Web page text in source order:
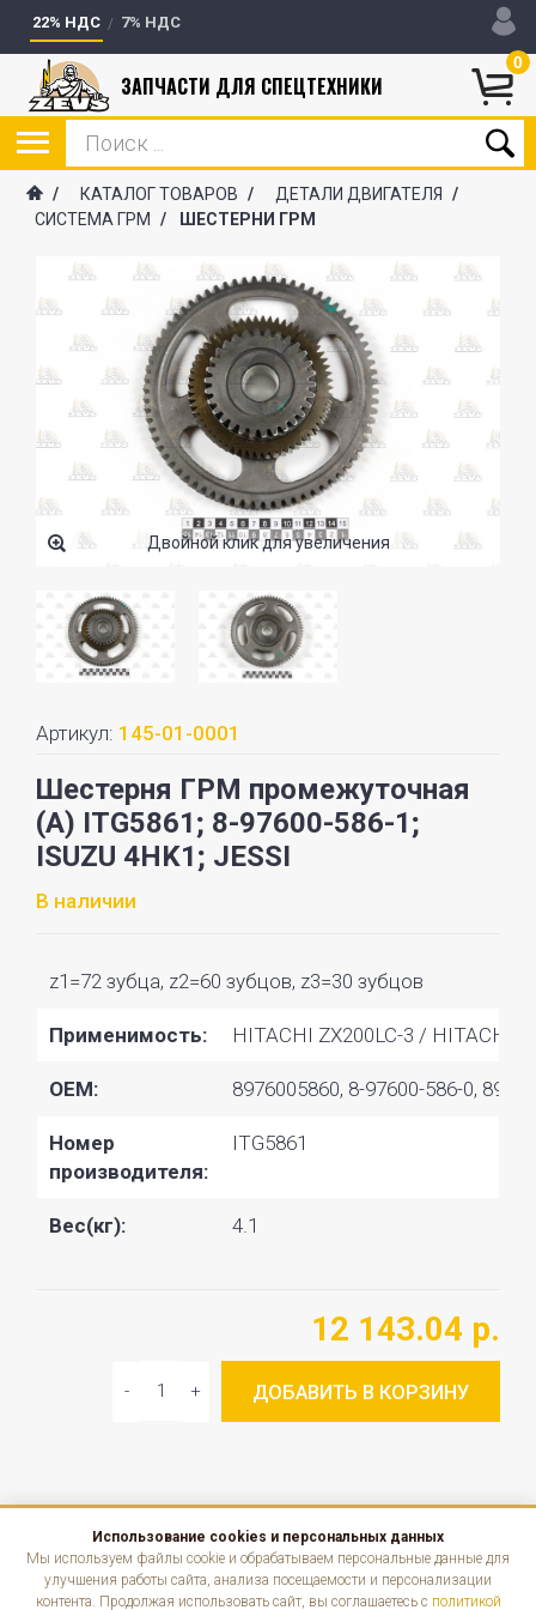
22% НДС 7% НДС
0
ЗАПЧАСТИ ДЛЯ СПЕЦТЕХНИКИ
/ КАТАЛОГ ТОВАРОВ / ДЕТАЛИ ДВИГАТЕЛЯ
/
СИСТЕМА ГРМ
/ ШЕСТЕРНИ ГРМ
Двойной клик для увеличения
Артикул: 145-01-0001
Шестерня ГРМ промежуточная
(А) ITG5861; 8-97600-586-1;
ISUZU 4HK1; JESSI
В наличии
z1=72 зубца, z2=60 зубцов, z3=30 зубцов
Применимость: HITACHI ZX200LC-3 / HITACHI
OEM: 8976005860, 8-97600-586-0,
Номер
производителя:
ITG5861
Вес(кг): 4.1
12 143.04 р.
ДОБАВИТЬ В КОРЗИНУ
КАТАЛОГ
Использование cookies и персональных данных
Мы используем файлы cookie и обрабатываем персональные данные для
улучшения работы сайта, анализа посещаемости и персонализации
контента. Продолжая использовать сайт, вы соглашаетесь с политикой